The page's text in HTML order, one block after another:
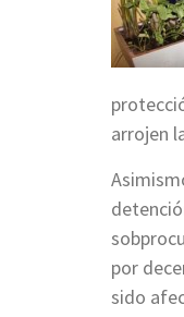
arrojen
por
sido